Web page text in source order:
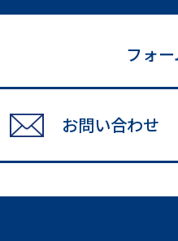
フォ
お問い合わせ